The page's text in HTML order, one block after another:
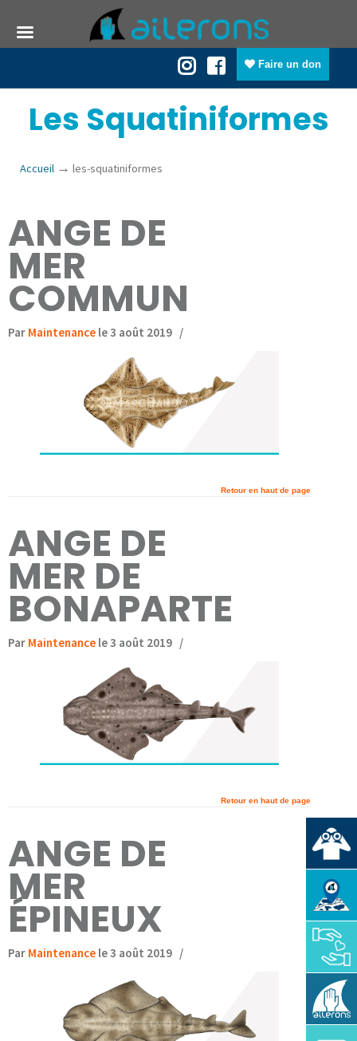
Faire un don
Les Squatiniformes
Accueil → les-squatiniformes
ANGE DE
MER
COMMUN
Par Maintenance le 3 août 2019 /
Retour en haut de page
ANGE DE
MER DE
BONAPARTE
Par Maintenance le 3 août 2019 /
Retour en haut de page
ANGE DE
MER
ÉPINEUX
Par Maintenance le 3 août 2019 /